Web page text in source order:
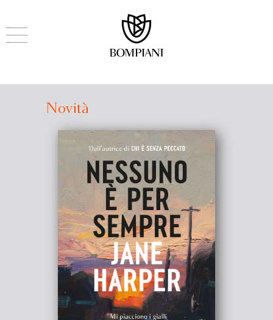
Novità